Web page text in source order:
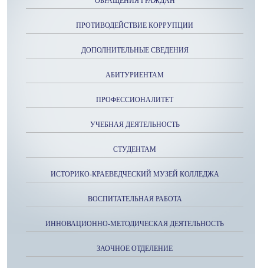
ПРОТИВОДЕЙСТВИЕ КОРРУПЦИИ
ДОПОЛНИТЕЛЬНЫЕ СВЕДЕНИЯ
АБИТУРИЕНТАМ
ПРОФЕССИОНАЛИТЕТ
УЧЕБНАЯ ДЕЯТЕЛЬНОСТЬ
СТУДЕНТАМ
ИСТОРИКО-КРАЕВЕДЧЕСКИЙ МУЗЕЙ КОЛЛЕДЖА
ВОСПИТАТЕЛЬНАЯ РАБОТА
ИННОВАЦИОННО-МЕТОДИЧЕСКАЯ ДЕЯТЕЛЬНОСТЬ
ЗАОЧНОЕ ОТДЕЛЕНИЕ